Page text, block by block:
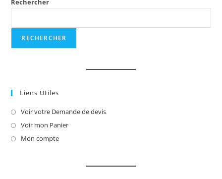
Rechercher
RECHERCHER
Liens Utiles
Voir votre Demande de devisS’ouvre
Voir mon PanierS’ouvre
Mon compteS’ouvre